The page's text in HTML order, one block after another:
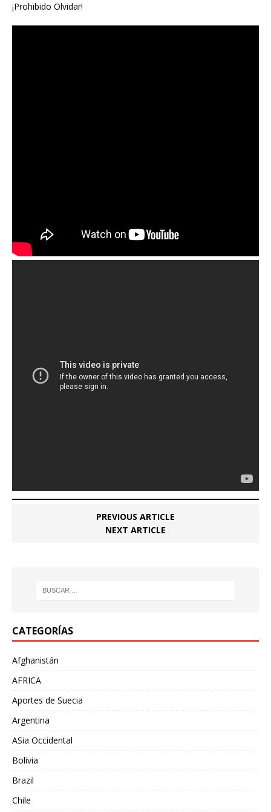
¡Prohibido Olvidar!
PREVIOUS ARTICLE
NEXT ARTICLE
CATEGORÍAS
Afghanistán
AFRICA
Aportes de Suecia
Argentina
ASia Occidental
Bolivia
Brazil
Chile